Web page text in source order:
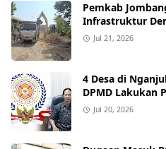
Pemkab
Infrastruktur
ke-35 di PP
Jul 21, 2026
4 Desa di
DPMD Lakukan
Tata Kelola Desa
Jul 20, 2026